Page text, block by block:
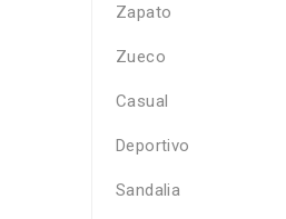
Zapato
Zueco
Casual
Deportivo
Sandalia